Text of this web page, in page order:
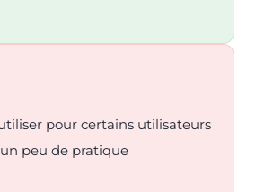
pour certains utilisateurs
peu de pratique